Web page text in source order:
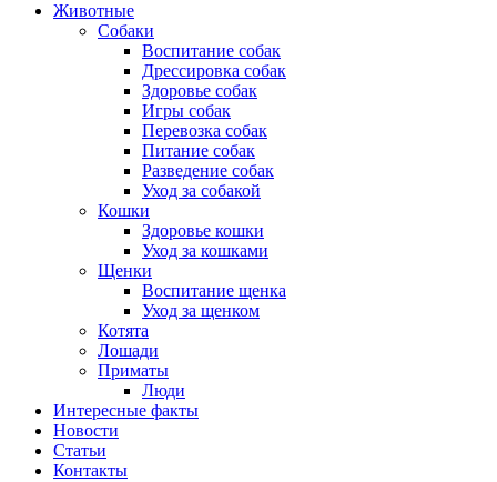
Животные
Собаки
Воспитание собак
Дрессировка собак
Здоровье собак
Игры собак
Перевозка собак
Питание собак
Разведение собак
Уход за собакой
Кошки
Здоровье кошки
Уход за кошками
Щенки
Воспитание щенка
Уход за щенком
Котята
Лошади
Приматы
Люди
Интересные факты
Новости
Статьи
Контакты